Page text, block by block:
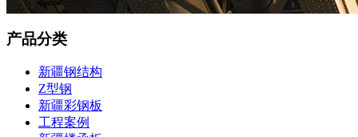
产品分类
新疆钢结构
Z型钢
新疆彩钢板
工程案例